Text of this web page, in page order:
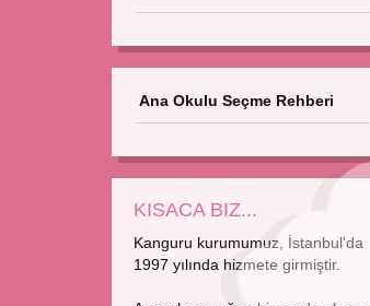
Ana Okulu Seçme Rehberi
KISACA BIZ...
Kanguru kurumumuz, İstanbul'da
1997 yılında hizmete girmiştir.